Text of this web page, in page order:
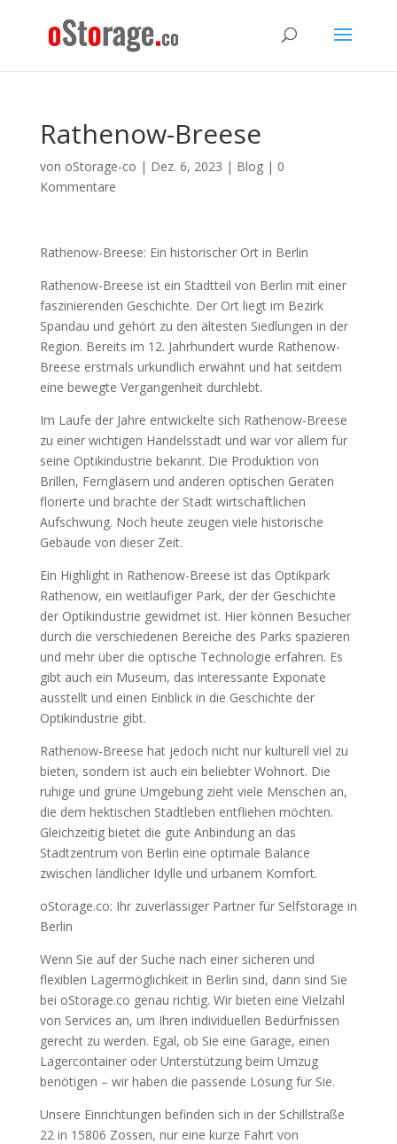
Rathenow-Breese
von oStorage-co | Dez. 6, 2023 | Blog| 0
Kommentare
Rathenow-Breese: Ein historischer Ort in Berlin
Rathenow-Breese ist ein Stadtteil von Berlin mit einer
faszinierenden Geschichte. Der Ort liegt im Bezirk
Spandau und gehört zu den ältesten Siedlungen in der
Region. Bereits im 12. Jahrhundert wurde Rathenow-
Breese erstmals urkundlich erwähnt und hat seitdem
eine bewegte Vergangenheit durchlebt.
Im Laufe der Jahre entwickelte sich Rathenow-Breese
zu einer wichtigen Handelsstadt und war vor allem für
seine Optikindustrie bekannt. Die Produktion von
Brillen, Ferngläsern und anderen optischen Geräten
florierte und brachte der Stadt wirtschaftlichen
Aufschwung. Noch heute zeugen viele historische
Gebäude von dieser Zeit.
Ein Highlight in Rathenow-Breese ist das Optikpark
Rathenow, ein weitläufiger Park, der der Geschichte
der Optikindustrie gewidmet ist. Hier können Besucher
durch die verschiedenen Bereiche des Parks spazieren
und mehr über die optische Technologie erfahren. Es
gibt auch ein Museum, das interessante Exponate
ausstellt und einen Einblick in die Geschichte der
Optikindustrie gibt.
Rathenow-Breese hat jedoch nicht nur kulturell viel zu
bieten, sondern ist auch ein beliebter Wohnort. Die
ruhige und grüne Umgebung zieht viele Menschen an,
die dem hektischen Stadtleben entfliehen möchten.
Gleichzeitig bietet die gute Anbindung an das
Stadtzentrum von Berlin eine optimale Balance
zwischen ländlicher Idylle und urbanem Komfort.
oStorage.co: Ihr zuverlässiger Partner für Selfstorage in
Berlin
Wenn Sie auf der Suche nach einer sicheren und
flexiblen Lagermöglichkeit in Berlin sind, dann sind Sie
bei oStorage.co genau richtig. Wir bieten eine Vielzahl
von Services an, um Ihren individuellen Bedürfnissen
gerecht zu werden. Egal, ob Sie eine Garage, einen
Lagercontainer oder Unterstützung beim Umzug
benötigen – wir haben die passende Lösung für Sie.
Unsere Einrichtungen befinden sich in der Schillstraße
22 in 15806 Zossen, nur eine kurze Fahrt von